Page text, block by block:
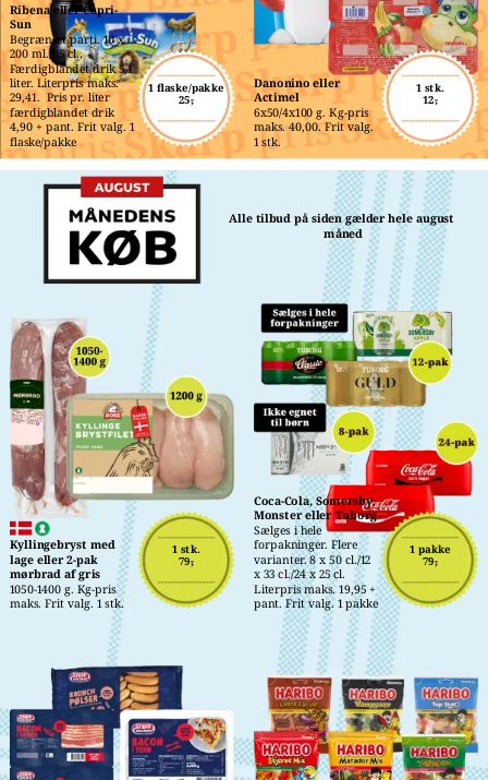
1 flaske/pakke
25,-
Ribena eller Capri-
Sun
Begrænset parti. 10 x
200 ml./85 cl..
Færdigblandet drik 5,1
liter. Literpris maks.
29,41.  Pris pr. liter
færdigblandet drik
4,90 + pant. Frit valg. 1
flaske/pakke
1 stk.
12,-
Danonino eller
Actimel
6x50/4x100 g. Kg-pris
maks. 40,00. Frit valg.
1 stk.
1 stk.
79,-
Kyllingebryst med
lage eller 2-pak
mørbrad af gris
1050-1400 g. Kg-pris
maks. Frit valg. 1 stk.
1 pakke
79,-
Coca-Cola, Somersby,
Monster eller Tuborg
Sælges i hele
forpakninger. Flere
varianter. 8 x 50 cl./12
x 33 cl./24 x 25 cl.
Literpris maks. 19,95 +
pant. Frit valg. 1 pakke
Alle tilbud på siden gælder hele august
måned